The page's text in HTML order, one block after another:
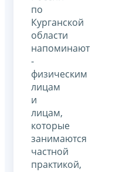
по
Курганской
области
напоминают
-
физическим
лицам
и
лицам,
которые
занимаются
частной
практикой,